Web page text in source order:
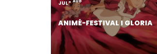
JUL AUG
ANIMÉ-FESTIVAL I GLORIA